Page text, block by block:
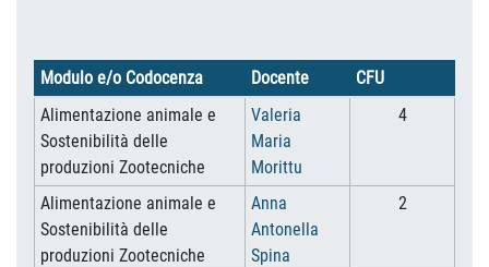
Modulo e/o Codocenza Docente
CFU
Alimentazione animale e
Sostenibilità delle
produzioni Zootecniche
Valeria
Maria
Morittu
4
Alimentazione animale e
Sostenibilità delle
produzioni Zootecniche
Anna
Antonella
Spina
2